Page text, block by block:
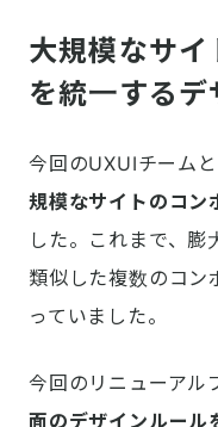
大規模なサイ
を統一するデ
今回のUXUIチーム
規模なサイトのコン
した。これまで、膨
類似した複数のコン
っていました。
今回のリニューアル
面のデザインルール